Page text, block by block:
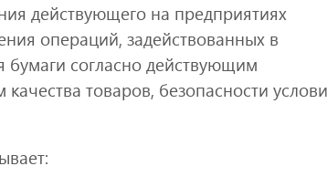
действующего на предприятиях
операций, задействованных в
согласно действующим
товаров, безопасности